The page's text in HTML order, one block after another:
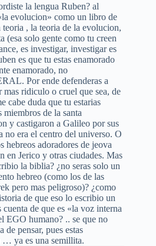
la lengua Ruben? al
evolucion» como un libro de
teoria , la teoria de la evolucion,
(esa solo gente como tu creen
es investigar, investigar es
es que tu estas enamorado
enamorado, no
Por ende defenderas a
mas ridiculo o cruel que sea, de
cabe duda que tu estarias
de la santa
y castigaron a Galileo por sus
no era el centro del universo. O
hebreos adoradores de jeova
en Jerico y otras ciudades. Mas
la biblia? ¿no seras solo un
hebreo (como los de las
pero mas peligroso)? ¿como
de que eso lo escribio un
de que es «la voz interna
EGO humano? .. se que no
de pensar, pues estas
ya es una semillita.